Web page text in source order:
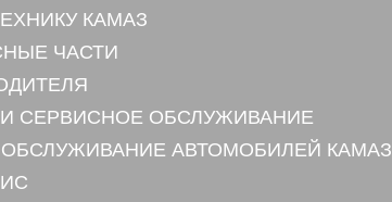
КАМАЗ
ЧАСТИ
СЕРВИСНОЕ ОБСЛУЖИВАНИЕ
АВТОМОБИЛЕЙ КАМАЗ